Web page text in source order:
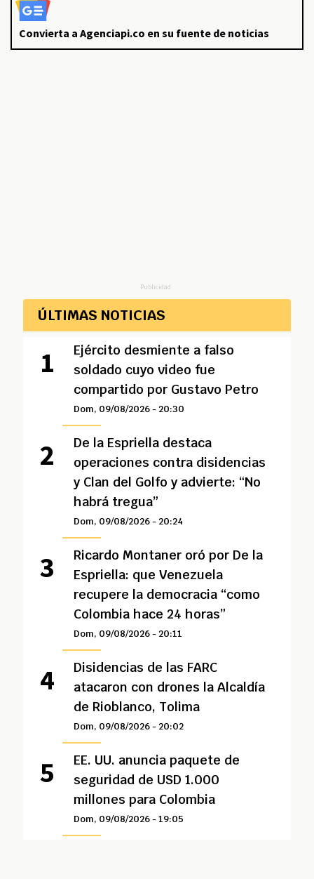
Convierta a Agenciapi.co en su fuente de noticias
Publicidad
ÚLTIMAS NOTICIAS
Ejército desmiente a falso
soldado cuyo video fue
compartido por Gustavo Petro
Dom, 09/08/2026 - 20:30
De la Espriella destaca
operaciones contra disidencias
y Clan del Golfo y advierte: “No
habrá tregua”
Dom, 09/08/2026 - 20:24
Ricardo Montaner oró por De la
Espriella: que Venezuela
recupere la democracia “como
Colombia hace 24 horas”
Dom, 09/08/2026 - 20:11
Disidencias de las FARC
atacaron con drones la Alcaldía
de Rioblanco, Tolima
Dom, 09/08/2026 - 20:02
EE. UU. anuncia paquete de
seguridad de USD 1.000
millones para Colombia
Dom, 09/08/2026 - 19:05